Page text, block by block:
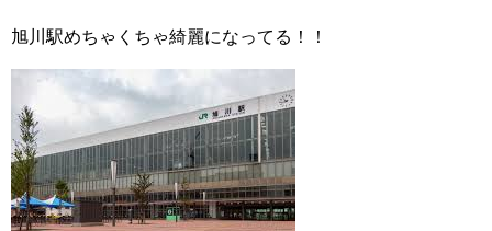
旭川駅めちゃくちゃ綺麗になってる！！